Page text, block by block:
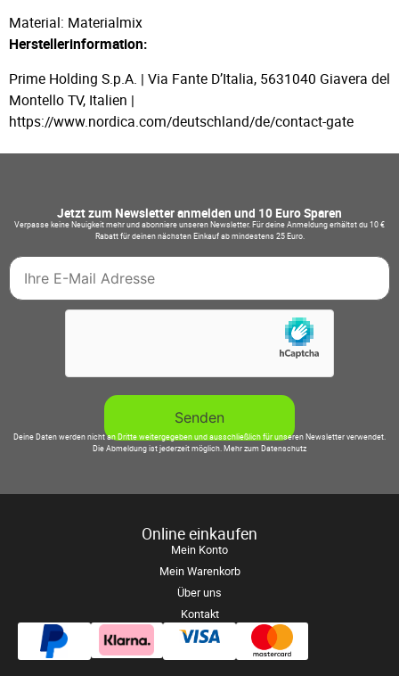
Material: Materialmix
Herstellerinformation:
Prime Holding S.p.A. | Via Fante D’Italia, 5631040 Giavera del
Montello TV, Italien |
https://www.nordica.com/deutschland/de/contact-gate
Jetzt zum Newsletter anmelden und 10 Euro Sparen
Verpasse keine Neuigkeit mehr und abonniere unseren Newsletter. Für deine Anmeldung erhältst du 10 €
Rabatt für deinen nächsten Einkauf ab mindestens 25 Euro.
Deine Daten werden nicht an Dritte weitergegeben und ausschließlich für unseren Newsletter verwendet.
Die Abmeldung ist jederzeit möglich.Mehr zum Datenschutz
Online einkaufen
Mein Konto
Mein Warenkorb
Über uns
Kontakt